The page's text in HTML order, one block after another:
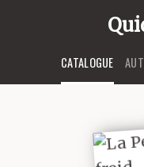
CATALOGUE